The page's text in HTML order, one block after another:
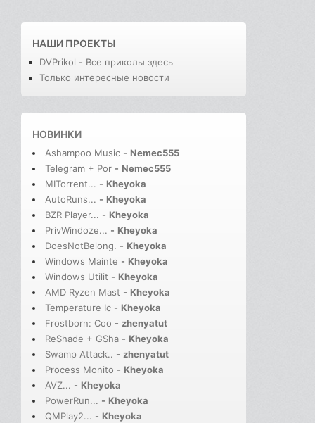
НАШИ ПРОЕКТЫ
DVPrikol - Все приколы здесь
Только интересные новости
НОВИНКИ
Ashampoo Music - Nemec555
Telegram + Por - Nemec555
MITorrent... - Kheyoka
AutoRuns... - Kheyoka
BZR Player... - Kheyoka
PrivWindoze... - Kheyoka
DoesNotBelong. - Kheyoka
Windows Mainte - Kheyoka
Windows Utilit - Kheyoka
AMD Ryzen Mast - Kheyoka
Temperature Ic - Kheyoka
Frostborn: Coo - zhenyatut
ReShade + GSha - Kheyoka
Swamp Attack.. - zhenyatut
Process Monito - Kheyoka
AVZ... - Kheyoka
PowerRun... - Kheyoka
QMPlay2... - Kheyoka